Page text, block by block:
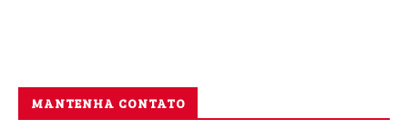
MANTENHA CONTATO